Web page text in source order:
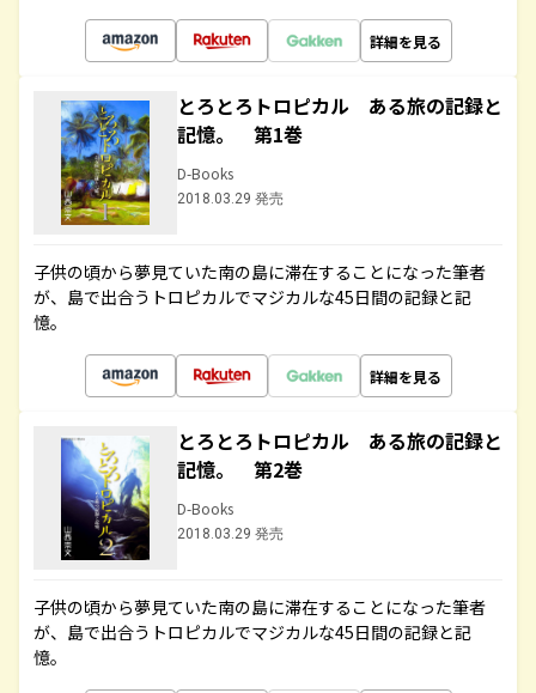
詳細を見る
とろとろトロピカル ある旅の記録と
記憶。 第1巻
D-Books
2018.03.29 発売
子供の頃から夢見ていた南の島に滞在することになった筆者
が、島で出合うトロピカルでマジカルな45日間の記録と記
憶。
詳細を見る
とろとろトロピカル ある旅の記録と
記憶。 第2巻
D-Books
2018.03.29 発売
子供の頃から夢見ていた南の島に滞在することになった筆者
が、島で出合うトロピカルでマジカルな45日間の記録と記
憶。